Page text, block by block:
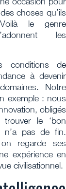
choses qu’ils
le genre
les
conditions de
à devenir
Notre
exemple : nous
obligés
trouver le ‘bon
n’a pas de fin.
regarde ses
expérience en
civilisationnel.